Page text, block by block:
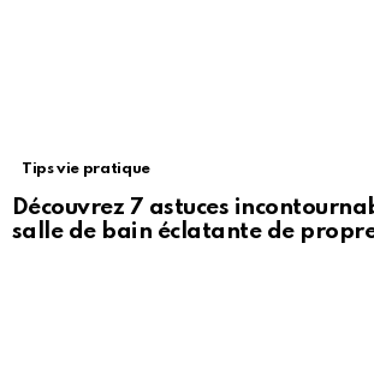
Tips vie pratique
Découvrez 7 astuces
salle de bain éclatante de